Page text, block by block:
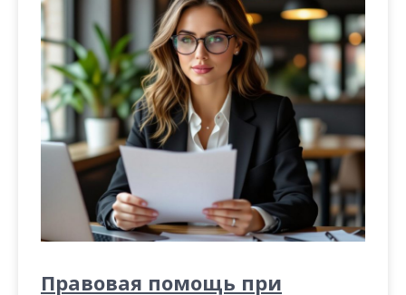
Правовая помощь при